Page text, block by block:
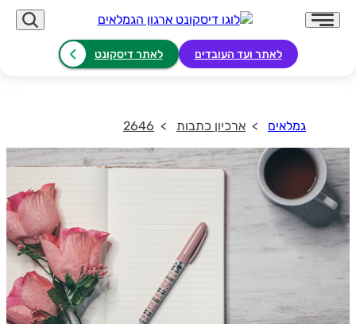
לאתר ועד העובדים לאתר דיסקונט
גמלאים ארכיון כתבות 2646